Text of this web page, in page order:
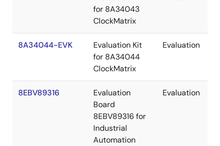
for 8A34043
ClockMatrix
8A34044-EVK
Evaluation Kit
for 8A34044
ClockMatrix
Evaluation
8EBV89316
Evaluation
Board
8EBV89316 for
Industrial
Automation
Evaluation